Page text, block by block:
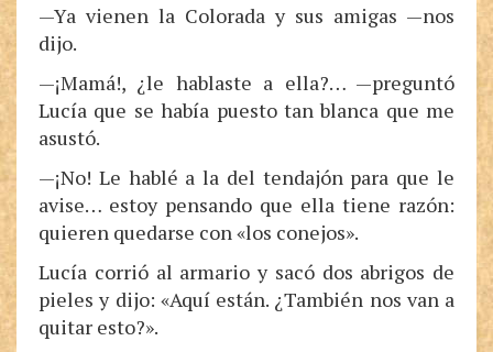
—Ya vienen la Colorada y sus amigas —nos
dijo.
—¡Mamá!, ¿le hablaste a ella?… —preguntó
Lucía que se había puesto tan blanca que me
asustó.
—¡No! Le hablé a la del tendajón para que le
avise… estoy pensando que ella tiene razón:
quieren quedarse con «los conejos».
Lucía corrió al armario y sacó dos abrigos de
pieles y dijo: «Aquí están. ¿También nos van a
quitar esto?».